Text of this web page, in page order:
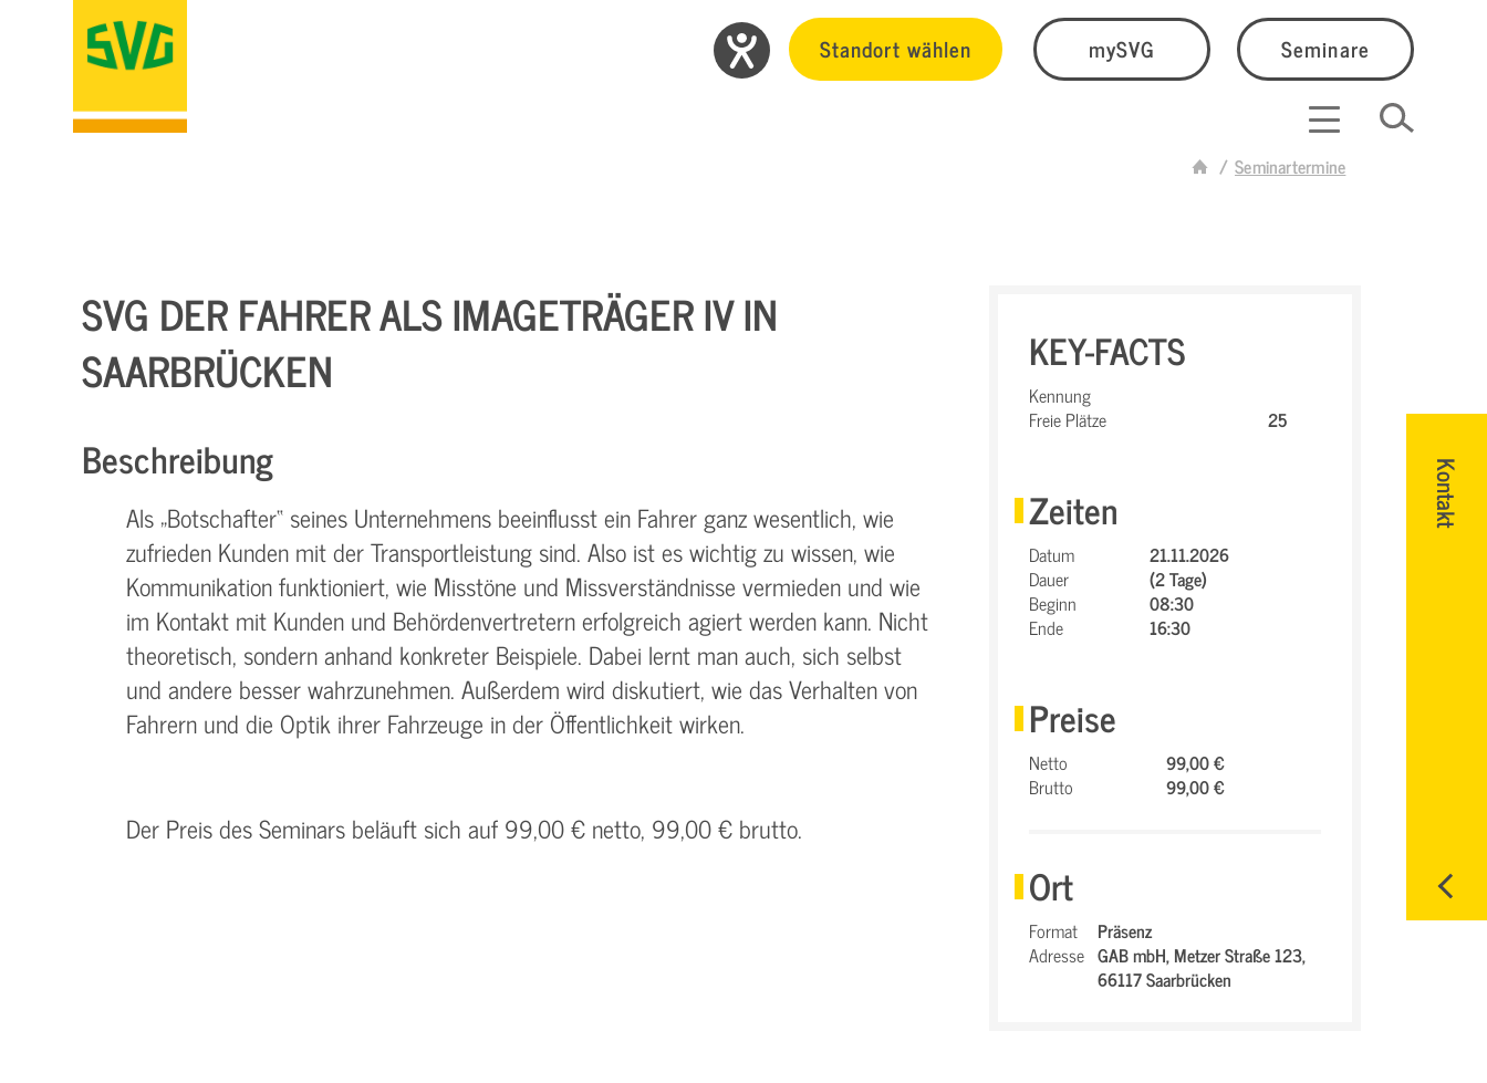
Standort wählen mySVG Seminare
Seminartermine
Kontakt
SVG DER FAHRER ALS IMAGETRÄGER IV IN
SAARBRÜCKEN
Beschreibung
Als „Botschafter“ seines Unternehmens beeinflusst ein Fahrer ganz wesentlich, wie
zufrieden Kunden mit der Transportleistung sind. Also ist es wichtig zu wissen, wie
Kommunikation funktioniert, wie Misstöne und Missverständnisse vermieden und wie
im Kontakt mit Kunden und Behördenvertretern erfolgreich agiert werden kann. Nicht
theoretisch, sondern anhand konkreter Beispiele. Dabei lernt man auch, sich selbst
und andere besser wahrzunehmen. Außerdem wird diskutiert, wie das Verhalten von
Fahrern und die Optik ihrer Fahrzeuge in der Öffentlichkeit wirken.
Der Preis des Seminars beläuft sich auf 99,00 € netto, 99,00 € brutto.
KEY-FACTS
Kennung
Freie Plätze
25
Zeiten
Datum
21.11.2026
Dauer
(2 Tage)
Beginn
08:30
Ende
16:30
Preise
Netto
99,00 €
Brutto
99,00 €
Ort
Format
Präsenz
Adresse GAB mbH,Metzer Straße 123,
66117 Saarbrücken